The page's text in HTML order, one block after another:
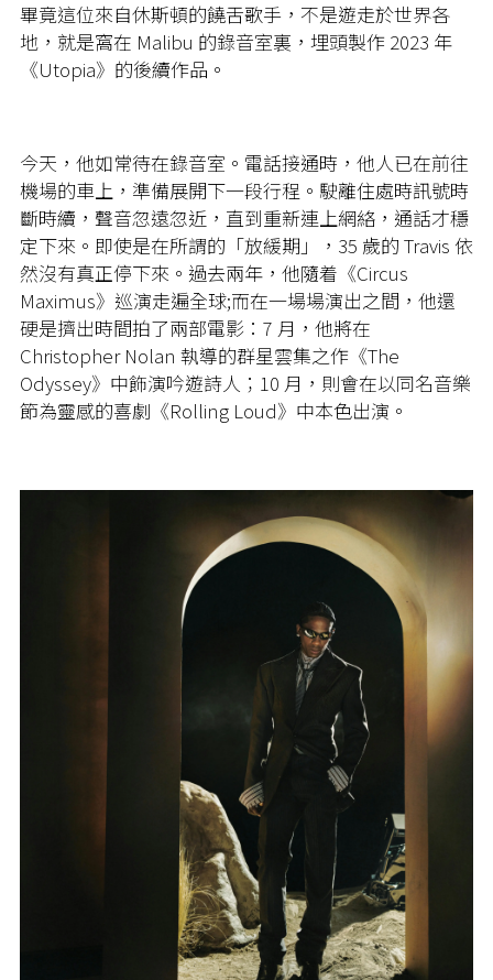
畢竟這位來自休斯頓的饒舌歌手，不是遊走於世界各
地，就是窩在 Malibu 的錄音室裏，埋頭製作 2023 年
《Utopia》的後續作品。
今天，他如常待在錄音室。電話接通時，他人已在前往
機場的車上，準備展開下一段行程。駛離住處時訊號時
斷時續，聲音忽遠忽近，直到重新連上網絡，通話才穩
定下來。即使是在所謂的「放緩期」，35 歲的 Travis 依
然沒有真正停下來。過去兩年，他隨着《Circus
Maximus》巡演走遍全球;而在一場場演出之間，他還
硬是擠出時間拍了兩部電影：7 月，他將在
Christopher Nolan 執導的群星雲集之作《The
Odyssey》中飾演吟遊詩人；10 月，則會在以同名音樂
節為靈感的喜劇《Rolling Loud》中本色出演。